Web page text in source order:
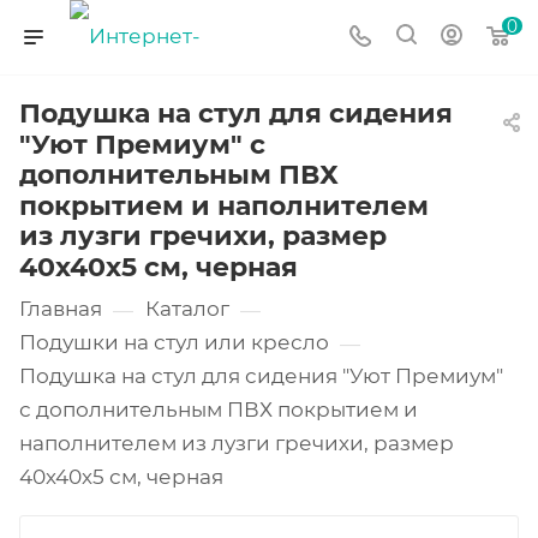
0
Подушка на стул для сидения
"Уют Премиум" с
дополнительным ПВХ
покрытием и наполнителем
из лузги гречихи, размер
40х40х5 см, черная
Главная — Каталог —
Подушки на стул или кресло —
Подушка на стул для сидения "Уют Премиум"
с дополнительным ПВХ покрытием и
наполнителем из лузги гречихи, размер
40х40х5 см, черная